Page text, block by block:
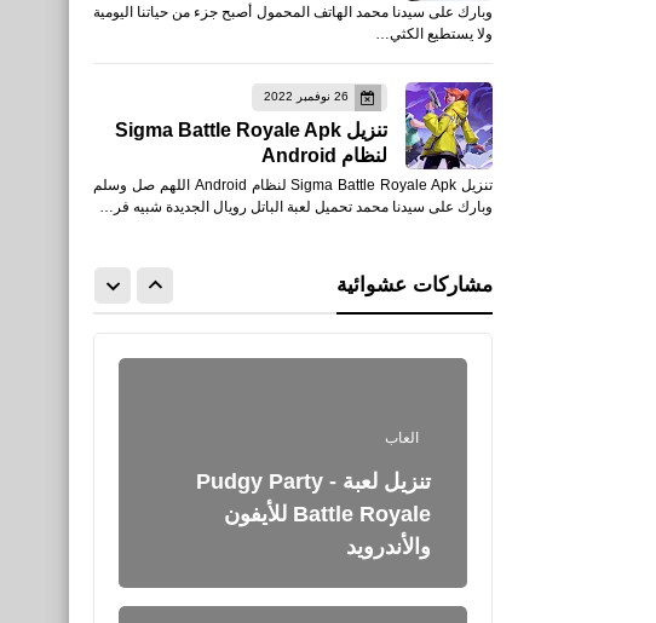
وبارك على سيدنا محمد الهاتف المحمول أصبح جزء من حياتنا اليومية
ولا يستطيع الكثي…
26 نوفمبر 2022
تنزيل Sigma Battle Royale Apk
لنظام Android
تنزيل Sigma Battle Royale Apk لنظام Android اللهم صل وسلم
وبارك على سيدنا محمد تحميل لعبة الباتل رويال الجديدة شبيه فر…
مشاركات عشوائية
GEKISHINSQUADRA EM
للأندرويد
العاب
APK
العاب
تنزيل لعبة Pudgy Party -
Battle Royale للأيفون
والأندرويد